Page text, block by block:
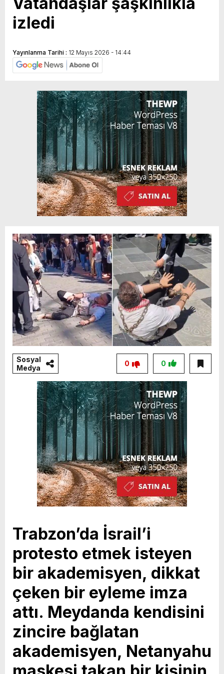
izledi
Yayınlanma Tarihi : 12 Mayıs 2026 - 14:44
Sosyal
Medya
0
0
Trabzon’da İsrail’i
protesto etmek isteyen
bir akademisyen, dikkat
çeken bir eyleme imza
attı. Meydanda kendisini
zincire bağlatan
akademisyen, Netanyahu